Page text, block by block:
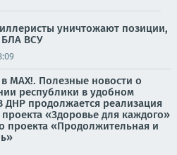
уничтожают позиции,
ВСУ
МАХ!. Полезные новости о
республики в удобном
продолжается реализация
«Здоровье для каждого»
проекта «Продолжительная и